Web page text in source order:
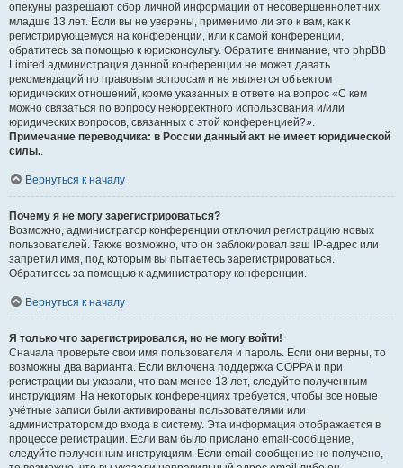
опекуны разрешают сбор личной информации от несовершеннолетних
младше 13 лет. Если вы не уверены, применимо ли это к вам, как к
регистрирующемуся на конференции, или к самой конференции,
обратитесь за помощью к юрисконсульту. Обратите внимание, что phpBB
Limited администрация данной конференции не может давать
рекомендаций по правовым вопросам и не является объектом
юридических отношений, кроме указанных в ответе на вопрос «С кем
можно связаться по вопросу некорректного использования и/или
юридических вопросов, связанных с этой конференцией?».
Примечание переводчика: в России данный акт не имеет юридической
силы..
Вернуться к началу
Почему я не могу зарегистрироваться?
Возможно, администратор конференции отключил регистрацию новых
пользователей. Также возможно, что он заблокировал ваш IP-адрес или
запретил имя, под которым вы пытаетесь зарегистрироваться.
Обратитесь за помощью к администратору конференции.
Вернуться к началу
Я только что зарегистрировался, но не могу войти!
Сначала проверьте свои имя пользователя и пароль. Если они верны, то
возможны два варианта. Если включена поддержка COPPA и при
регистрации вы указали, что вам менее 13 лет, следуйте полученным
инструкциям. На некоторых конференциях требуется, чтобы все новые
учётные записи были активированы пользователями или
администратором до входа в систему. Эта информация отображается в
процессе регистрации. Если вам было прислано email-сообщение,
следуйте полученным инструкциям. Если email-сообщение не получено,